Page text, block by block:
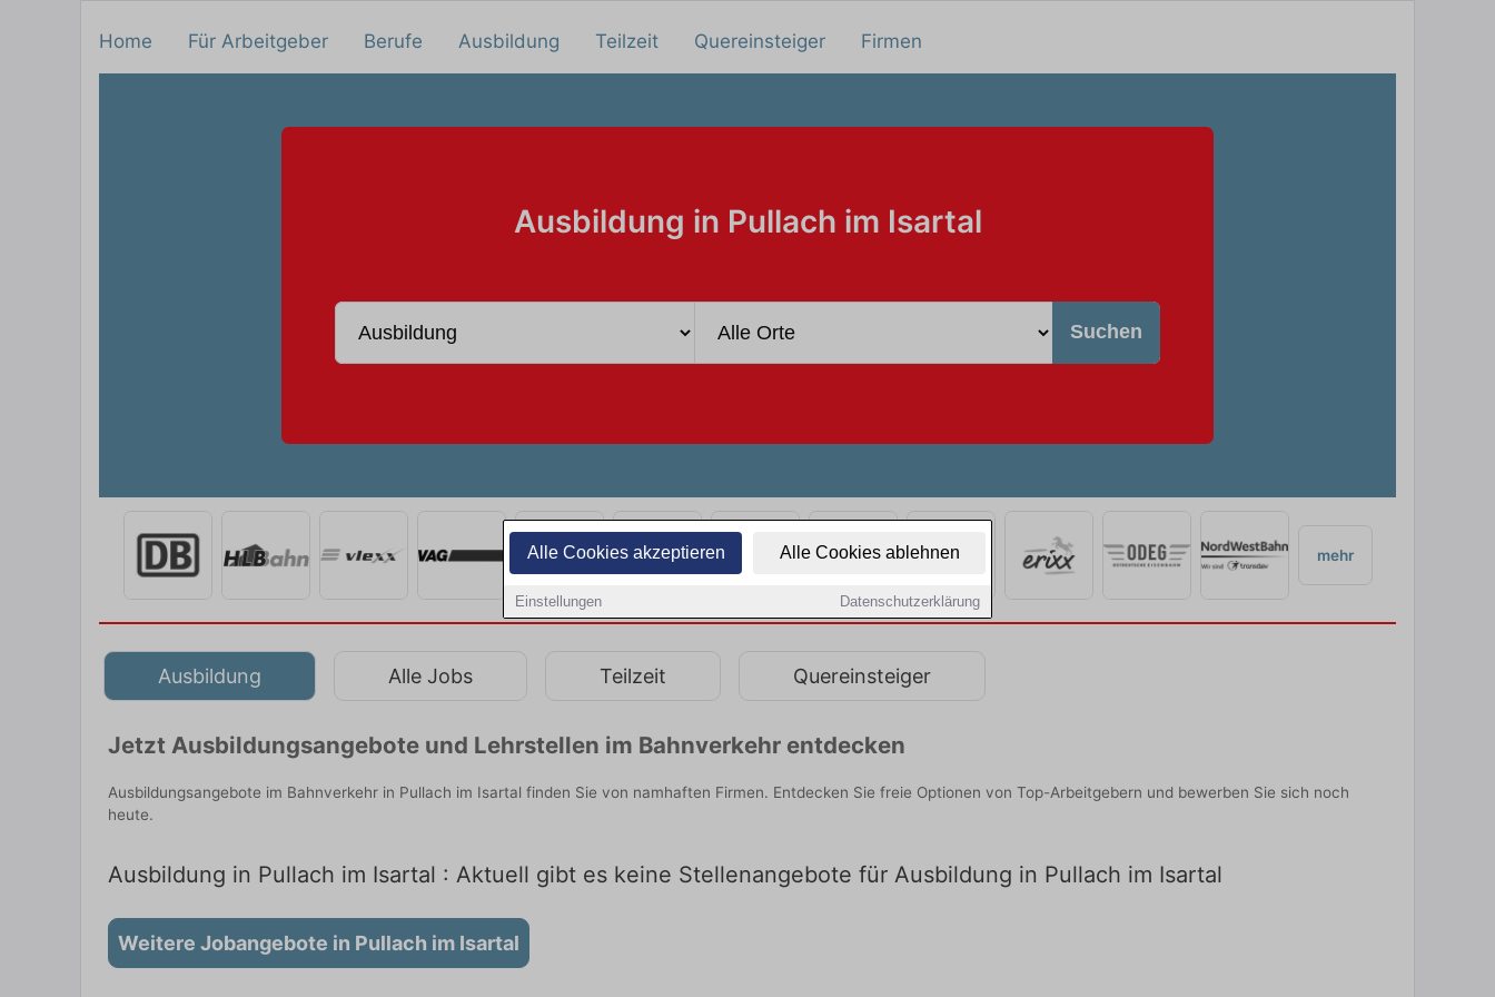
Alle Cookies akzeptieren Alle Cookies ablehnen
Einstellungen Datenschutzerklärung
Home Für Arbeitgeber Berufe Ausbildung Teilzeit Quereinsteiger Firmen
Ausbildung in Pullach im Isartal
Suchen
mehr
Ausbildung Alle Jobs Teilzeit Quereinsteiger
Jetzt Ausbildungsangebote und Lehrstellen im Bahnverkehr entdecken
Ausbildungsangebote im Bahnverkehr in Pullach im Isartal finden Sie von namhaften Firmen. Entdecken Sie freie Optionen von Top-Arbeitgebern und bewerben Sie sich noch
heute.
Ausbildung in Pullach im Isartal : Aktuell gibt es keine Stellenangebote für Ausbildung in Pullach im Isartal
Weitere Jobangebote in Pullach im Isartal